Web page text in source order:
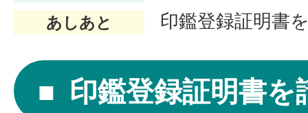
あしあと 印鑑登録証明書
印鑑登録証明書を